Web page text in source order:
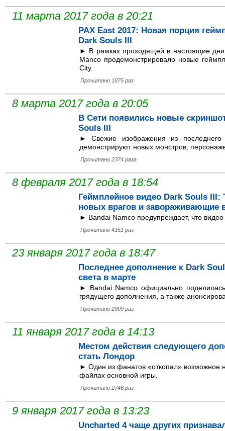
11 марта 2017 года в 20:21
PAX East 2017: Новая порция
Dark Souls III
► В рамках проходящей в настоящие дни
Manco продемонстрировало новые
City.
Прочитано 1875 раз
8 марта 2017 года в 20:05
В Сети появились новые
Souls III
► Свежие изображения из
демонстрируют новых монстров,
Прочитано 2374 раза
8 февраля 2017 года в 18:54
Геймплейное видео Dark Souls III:
новых врагов и завораживающие
► Bandai Namco предупреждает, что
Прочитано 4151 раз
23 января 2017 года в 18:47
Последнее дополнение к Dark
света в марте
► Bandai Namco официально
грядущего дополнения, а также
Прочитано 2909 раз
11 января 2017 года в 14:13
Местом действия следующего
стать Лондор
► Один из фанатов «откопал» возможное
файлах основной игры.
Прочитано 2746 раз
9 января 2017 года в 13:23
Uncharted 4 чаще других